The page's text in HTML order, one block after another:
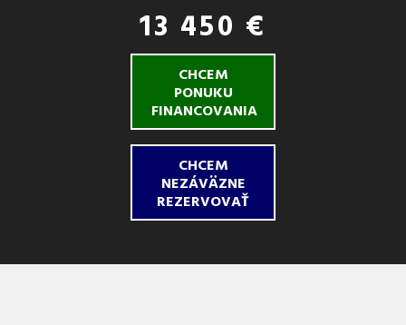
13 450 €
CHCEM
PONUKU
FINANCOVANIA
CHCEM
NEZÁVÄZNE
REZERVOVAŤ